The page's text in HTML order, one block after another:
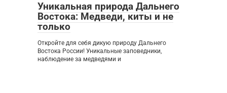
Уникальная природа Дальнего
Востока: Медведи, киты и не
только
Откройте для себя дикую природу Дальнего
Востока России! Уникальные заповедники,
наблюдение за медведями и